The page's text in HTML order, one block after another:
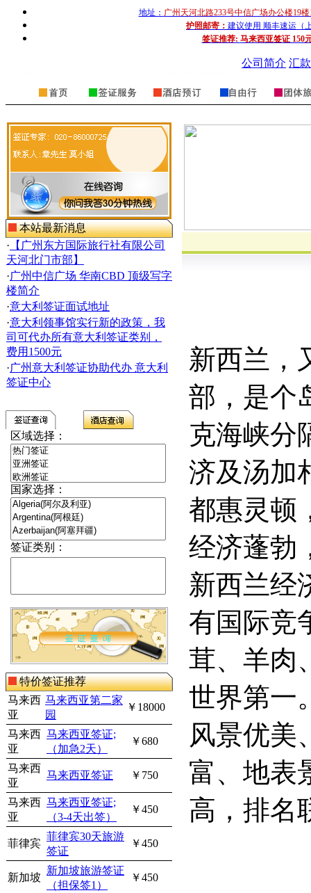
地址： 广州天河北路233号中信广场办公楼19
护照邮寄： 建议使用 顺丰速运（
签证推荐: 马来西亚签证 150
公司简介 汇
本站最新消息
· 【广州东方国际旅行社有限公司
天河北门市部】
·广州中信广场 华南CBD 顶级写字
楼简介
·意大利签证面试地址
·意大利领事馆实行新的政策，我
司可代办所有意大利签证类别，
费用1500元
·广州意大利签证协助代办 意大利
签证中心
区域选择：
国家选择：
签证类别：
特价签证推荐
马来西
亚
马来西亚第二家
园
￥18000
马来西
亚
马来西亚签证;
（加急2天）
￥680
马来西
亚
马来西亚签证 ￥750
马来西
亚
马来西亚签证;
（3-4天出签）
￥450
菲律宾
菲律宾30天旅游
签证
￥450
新加坡
新加坡旅游签证
（担保签1）
￥450
新西兰，
部，是个
克海峡分
济及汤加
都惠灵顿
经济蓬勃
新西兰经
有国际竞
茸、羊肉
世界第一
风景优美
富、地表
高，排名